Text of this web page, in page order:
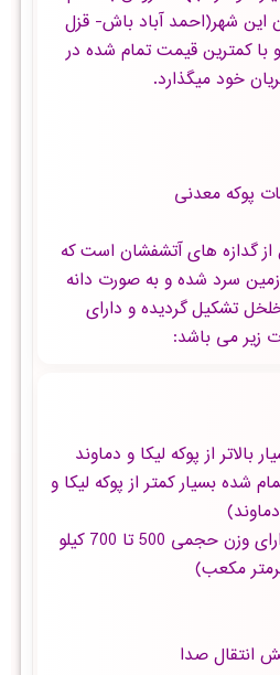
این شهر(احمد آباد باش- قزل
با کمترین قیمت تمام شده در
خود میگذارد.
پوکه معدنی
گدازه های آتشفشان است که
سرد شده و به صورت دانه
تشکیل گردیده و دارای
زیر می باشد:
بالاتر از پوکه لیکا و دماوند
شده بسیار کمتر از پوکه لیکا و
دماوند)
· سبک و دوام طولانی (دارای وزن حجمی 500 تا 700 کیلو
مکعب)
انتقال صدا